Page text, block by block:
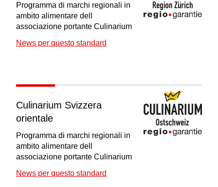
Programma di marchi regionali in
ambito alimentare dell
associazione portante Culinarium
News per questo standard
Culinarium Svizzera
orientale
Programma di marchi regionali in
ambito alimentare dell
associazione portante Culinarium
News per questo standard